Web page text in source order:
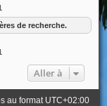
de recherche.
Aller à
au format UTC+02:00